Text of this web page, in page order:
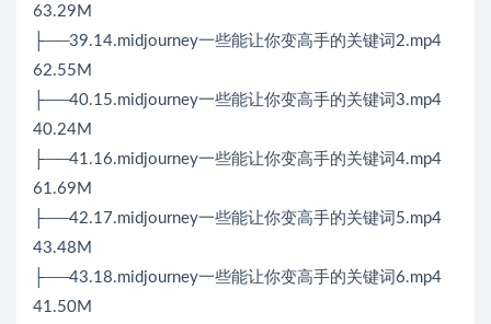
63.29M
├──39.14.midjourney一些能让你变高手的关键词2.mp4
62.55M
├──40.15.midjourney一些能让你变高手的关键词3.mp4
40.24M
├──41.16.midjourney一些能让你变高手的关键词4.mp4
61.69M
├──42.17.midjourney一些能让你变高手的关键词5.mp4
43.48M
├──43.18.midjourney一些能让你变高手的关键词6.mp4
41.50M